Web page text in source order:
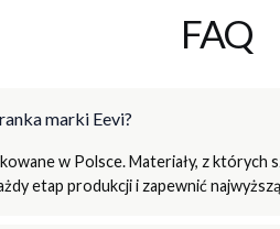
FAQ
marki Eevi?
w Polsce. Materiały, z których
etap produkcji i zapewnić